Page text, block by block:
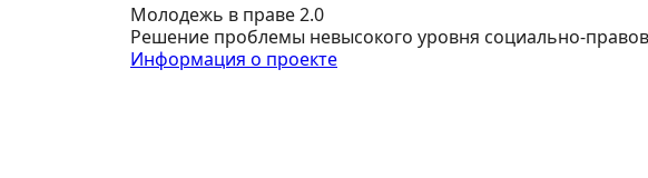
Молодежь в праве 2.0
Решение проблемы невысокого уровня социально-
Информация о проекте